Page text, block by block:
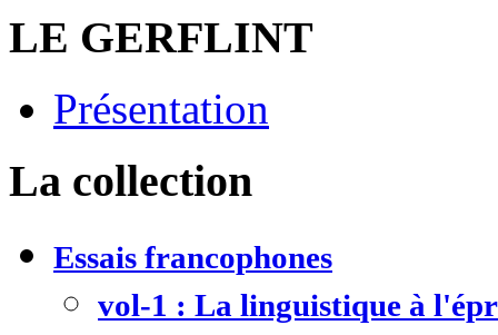
LE GERFLINT
Présentation
La collection
Essais francophones
vol-1 : La linguistique à